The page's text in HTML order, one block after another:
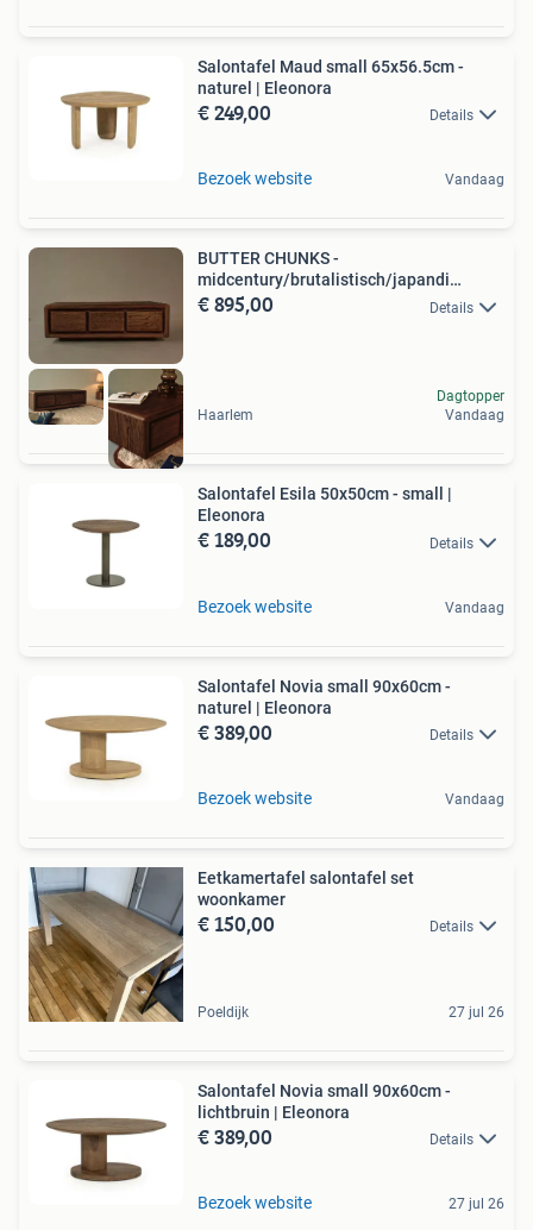
Salontafel Maud small 65x56.5cm -
naturel | Eleonora
€ 249,00 Details
Bezoek website Vandaag
BUTTER CHUNKS -
midcentury/brutalistisch/japandi
salontafel
€ 895,00 Details
Haarlem
Dagtopper
Vandaag
Salontafel Esila 50x50cm - small |
Eleonora
€ 189,00 Details
Bezoek website Vandaag
Salontafel Novia small 90x60cm -
naturel | Eleonora
€ 389,00 Details
Bezoek website Vandaag
Eetkamertafel salontafel set
woonkamer
€ 150,00 Details
Poeldijk 27 jul 26
Salontafel Novia small 90x60cm -
lichtbruin | Eleonora
€ 389,00 Details
Bezoek website 27 jul 26